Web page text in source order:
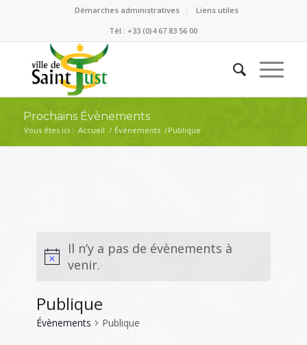
Démarches administratives
Liens utiles
Tél.: +33 (0)4 67 83 56 00
Prochains Évènements
Vous êtes ici : Accueil / Évènements /Publique
Il n’y a pas de évènements à
venir.
Publique
Évènements Publique